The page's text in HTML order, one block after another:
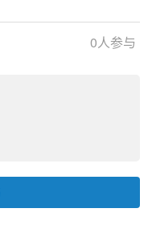
0人参与